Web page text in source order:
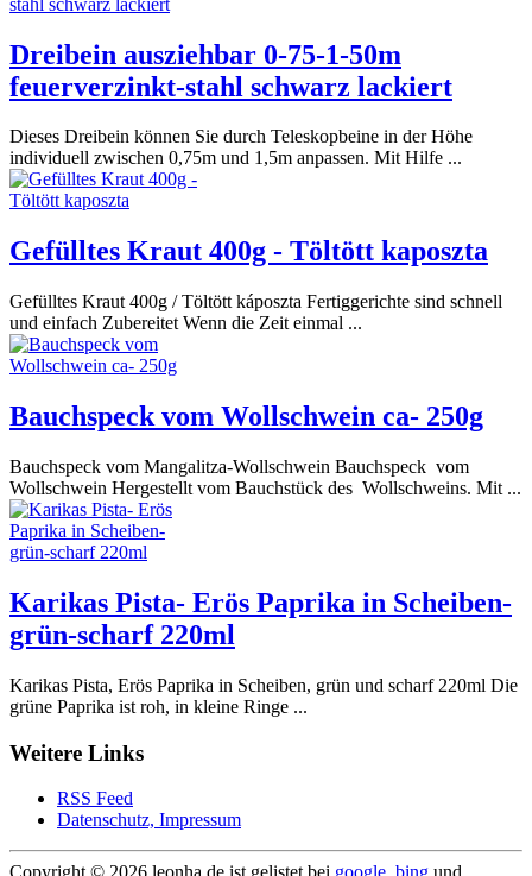
Dreibein ausziehbar 0-75-1-50m
feuerverzinkt-stahl schwarz lackiert
Dieses Dreibein können Sie durch Teleskopbeine in der Höhe
individuell zwischen 0,75m und 1,5m anpassen. Mit Hilfe ...
Gefülltes Kraut 400g - Töltött kaposzta
Gefülltes Kraut 400g / Töltött káposzta Fertiggerichte sind schnell
und einfach Zubereitet Wenn die Zeit einmal ...
Bauchspeck vom Wollschwein ca- 250g
Bauchspeck vom Mangalitza-Wollschwein Bauchspeck vom
Wollschwein Hergestellt vom Bauchstück des Wollschweins. Mit ...
Karikas Pista- Erös Paprika in Scheiben-
grün-scharf 220ml
Karikas Pista, Erös Paprika in Scheiben, grün und scharf 220ml Die
grüne Paprika ist roh, in kleine Ringe ...
Weitere Links
RSS Feed
Datenschutz, Impressum